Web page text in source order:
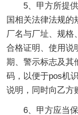
5、甲方所提供
国相关法律法规的
厂名与厂址、规格
合格证明、使用说
期、警示标志及其
码，以便于pos机
说明，同时向乙方
6、甲方应当保